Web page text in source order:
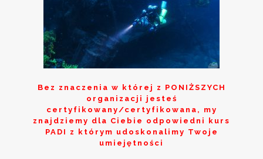
Bez znaczenia w której z PONIŻSZYCH
organizacji jesteś
certyfikowany/certyfikowana, my
znajdziemy dla Ciebie odpowiedni kurs
PADI z którym udoskonalimy Twoje
umiejętności